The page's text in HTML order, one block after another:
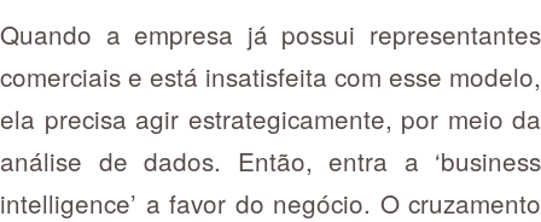
Quando a empresa já possui representantes
comerciais e está insatisfeita com esse modelo,
ela precisa agir estrategicamente, por meio da
análise de dados. Então, entra a ‘business
intelligence’ a favor do negócio. O cruzamento